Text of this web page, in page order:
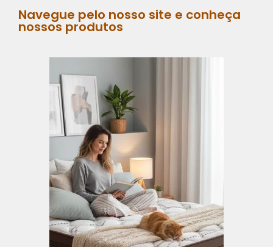
Navegue pelo nosso site e conheça
nossos produtos